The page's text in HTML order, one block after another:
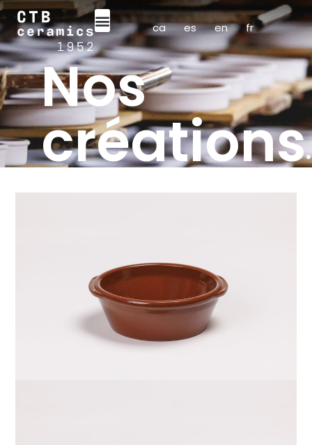
ca es en fr
Nos
créations